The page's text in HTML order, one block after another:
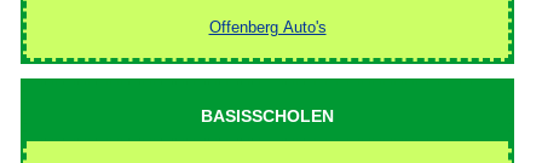
Offenberg Auto's
BASISSCHOLEN